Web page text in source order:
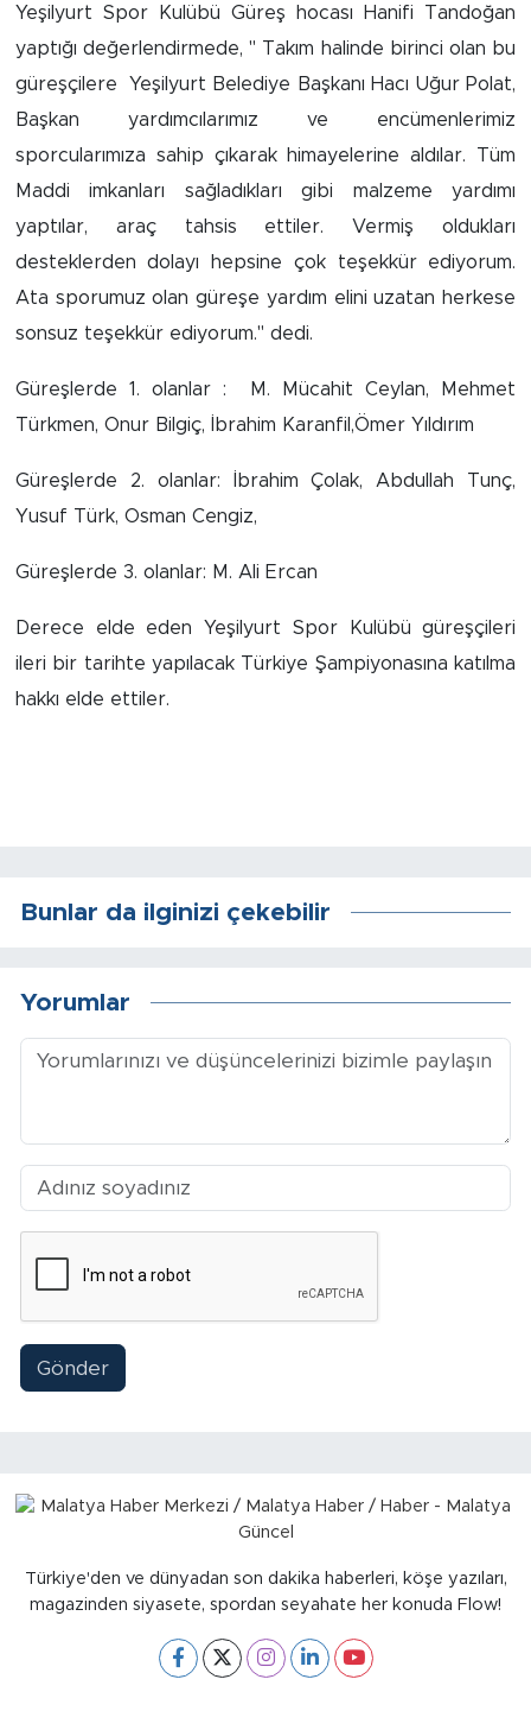
Yeşilyurt Spor Kulübü Güreş hocası Hanifi Tandoğan
yaptığı değerlendirmede, " Takım halinde birinci olan bu
güreşçilere Yeşilyurt Belediye Başkanı Hacı Uğur Polat,
Başkan yardımcılarımız ve encümenlerimiz
sporcularımıza sahip çıkarak himayelerine aldılar. Tüm
Maddi imkanları sağladıkları gibi malzeme yardımı
yaptılar, araç tahsis ettiler. Vermiş oldukları
desteklerden dolayı hepsine çok teşekkür ediyorum.
Ata sporumuz olan güreşe yardım elini uzatan herkese
sonsuz teşekkür ediyorum." dedi.
Güreşlerde 1. olanlar : M. Mücahit Ceylan, Mehmet
Türkmen, Onur Bilgiç, İbrahim Karanfil,Ömer Yıldırım
Güreşlerde 2. olanlar: İbrahim Çolak, Abdullah Tunç,
Yusuf Türk, Osman Cengiz,
Güreşlerde 3. olanlar: M. Ali Ercan
Derece elde eden Yeşilyurt Spor Kulübü güreşçileri
ileri bir tarihte yapılacak Türkiye Şampiyonasına katılma
hakkı elde ettiler.
Bunlar da ilginizi çekebilir
Yorumlar
Gönder
Türkiye'den ve dünyadan son dakika haberleri, köşe yazıları,
magazinden siyasete, spordan seyahate her konuda Flow!
Doğanyol
Battalgazi
Darende
Hekimhan
Kale
Sinema